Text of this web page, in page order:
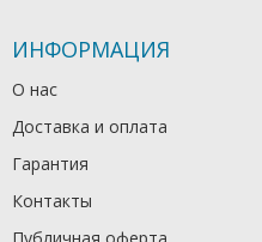
ИНФОРМАЦИЯ
О нас
Доставка и оплата
Гарантия
Контакты